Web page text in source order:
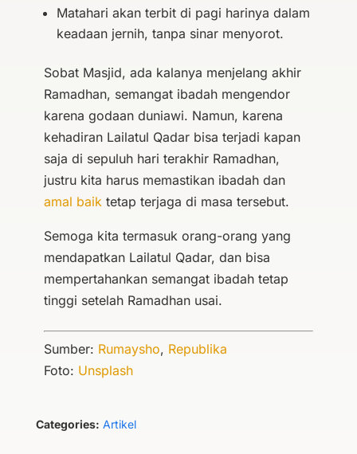
Matahari akan terbit di pagi harinya dalam
keadaan jernih, tanpa sinar menyorot.
Sobat Masjid, ada kalanya menjelang akhir
Ramadhan, semangat ibadah mengendor
karena godaan duniawi. Namun, karena
kehadiran Lailatul Qadar bisa terjadi kapan
saja di sepuluh hari terakhir Ramadhan,
justru kita harus memastikan ibadah dan
amal baiktetap terjaga di masa tersebut.
Semoga kita termasuk orang-orang yang
mendapatkan Lailatul Qadar, dan bisa
mempertahankan semangat ibadah tetap
tinggi setelah Ramadhan usai.
Sumber: Rumaysho, Republika
Foto: Unsplash
Categories: Artikel